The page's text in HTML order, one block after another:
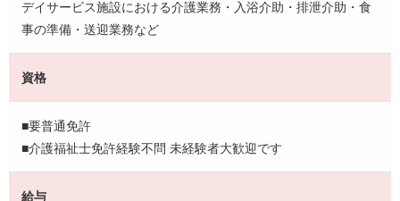
デイサービス施設における介護業務・入浴介助・排泄介助・食
事の準備・送迎業務など
資格
■要普通免許
■介護福祉士免許経験不問 未経験者大歓迎です
給与